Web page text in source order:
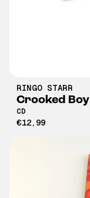
RINGO STARR
Crooked Boy
CD
€12,99